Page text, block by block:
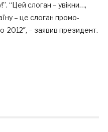
“Цей слоган – увікни…,
– це слоган промо-
2012″, – заявив президент.